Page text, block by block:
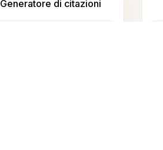
Generatore di citazioni